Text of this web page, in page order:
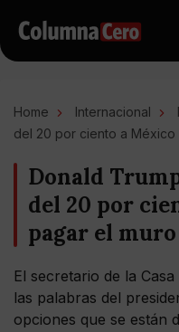
Home Internacional
del 20 por ciento a México
Donald
del 20 por
pagar el muro
El secretario de la
las palabras del
opciones que se están